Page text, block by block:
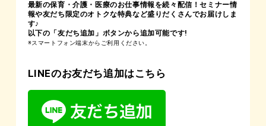
最新の保育・介護・医療のお仕事情報を続々配信！セミナー情
報や友だち限定のオトクな特典など盛りだくさんでお届けしま
す♪
以下の「友だち追加」ボタンから追加可能です!
※スマートフォン端末からご利用ください。
LINEのお友だち追加はこちら